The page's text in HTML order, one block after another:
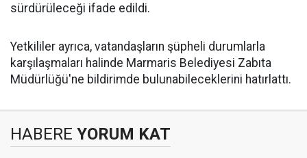
sürdürüleceği ifade edildi.
Yetkililer ayrıca, vatandaşların şüpheli durumlarla
karşılaşmaları halinde Marmaris Belediyesi Zabıta
Müdürlüğü'ne bildirimde bulunabileceklerini hatırlattı.
HABERE YORUM KAT